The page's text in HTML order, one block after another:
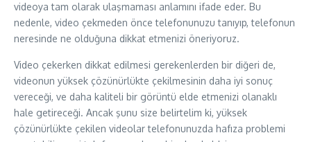
videoya tam olarak ulaşmaması anlamını ifade eder. Bu
nedenle, video çekmeden önce telefonunuzu tanıyıp, telefonun
neresinde ne olduğuna dikkat etmenizi öneriyoruz.
Video çekerken dikkat edilmesi gerekenlerden bir diğeri de,
videonun yüksek çözünürlükte çekilmesinin daha iyi sonuç
vereceği, ve daha kaliteli bir görüntü elde etmenizi olanaklı
hale getireceği. Ancak şunu size belirtelim ki, yüksek
çözünürlükte çekilen videolar telefonunuzda hafıza problemi